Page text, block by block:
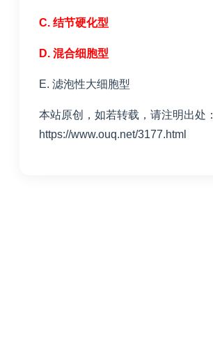
C. 结节硬化型
D. 混合细胞型
E. 滤泡性大细胞型
本站原创，如若转载，请注明出处：
https://www.ouq.net/3177.html